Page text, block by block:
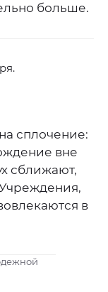
больше.
сплочение:
вне
сближают,
в